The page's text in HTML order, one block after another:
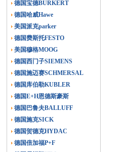
德国宝德BURKERT
德国哈威Hawe
美国派克parker
德国费斯托FESTO
美国穆格MOOG
德国西门子SIEMENS
德国施迈赛SCHMERSAL
德国库伯勒KUBLER
德国E+H恩德斯豪斯
德国巴鲁夫BALLUFF
德国施克SICK
德国贺德克HYDAC
德国倍加福P+F